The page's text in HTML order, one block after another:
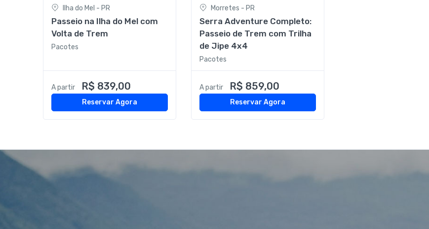
Ilha do Mel - PR
Passeio na Ilha do Mel com
Volta de Trem
Pacotes
A partir R$ 839,00
Reservar Agora
Morretes - PR
Serra Adventure Completo:
Passeio de Trem com Trilha
de Jipe 4x4
Pacotes
A partir R$ 859,00
Reservar Agora